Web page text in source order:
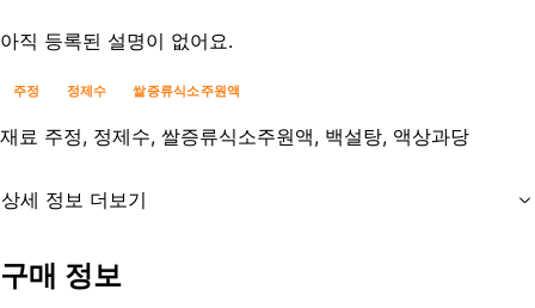
아직 등록된 설명이 없어요.
주정 정제수 쌀증류식소주원액
재료 주정, 정제수, 쌀증류식소주원액, 백설탕, 액상과당
상세 정보 더보기
등록일
구매 정보